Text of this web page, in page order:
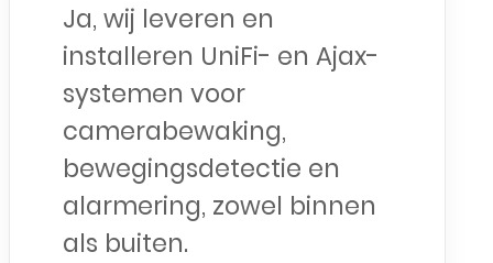
Ja, wij leveren en
installeren UniFi- en Ajax-
systemen voor
camerabewaking,
bewegingsdetectie en
alarmering, zowel binnen
als buiten.